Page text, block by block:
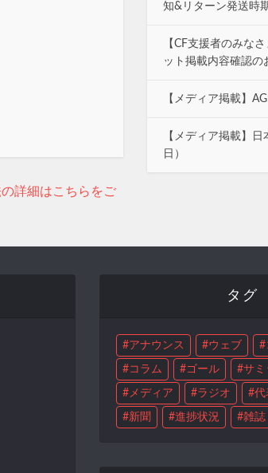
詳細はこちらをご
知&リターン発送時
【CF支援者のみな
ット掲載内容確認の
【メディア掲載】
【メディア掲載】
日）
タグ
アナウンス ウェブ
コラム ゴール サミ
メディア ラジオ 代
新聞 進捗状況 雑誌